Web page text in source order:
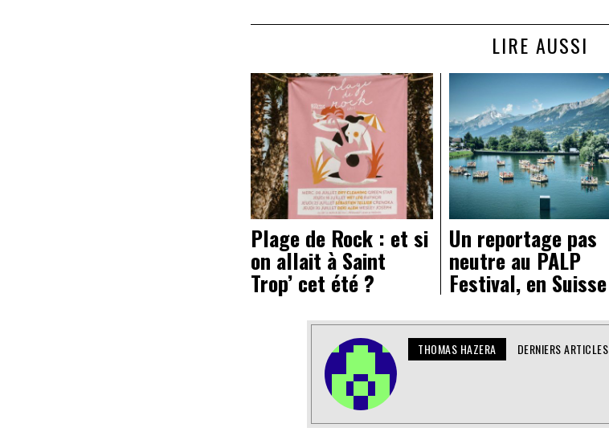
LIRE AUSSI
Plage de Rock : et si
on allait à Saint
Trop’ cet été ?
Un reportage pas
neutre au PALP
Festival, en Suisse
THOMAS HAZERA DERNIERS ARTICLES